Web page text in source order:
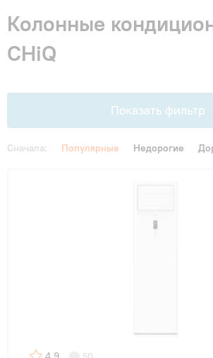
Гарантия и сервис
Монтаж
Контакты
Колонные
CHiQ
Показать фильтр
Сначала: Популярные Недорогие